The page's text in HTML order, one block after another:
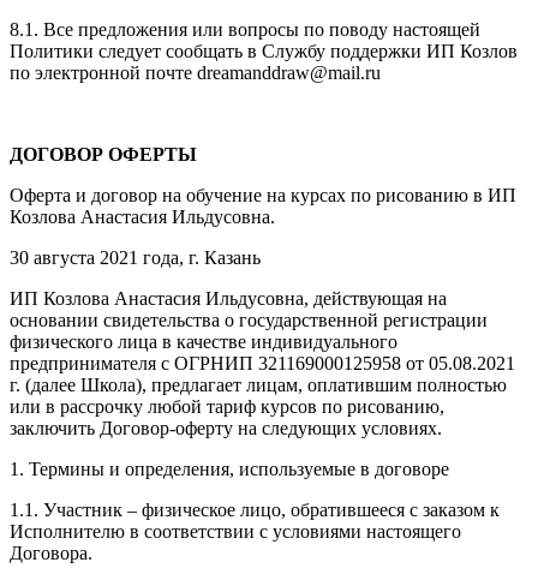
8.1. Все предложения или вопросы по поводу настоящей
Политики следует сообщать в Службу поддержки ИП Козлов
по электронной почте dreamanddraw@mail.ru
ДОГОВОР ОФЕРТЫ
Оферта и договор на обучение на курсах по рисованию в ИП
Козлова Анастасия Ильдусовна.
30 августа 2021 года, г. Казань
ИП Козлова Анастасия Ильдусовна, действующая на
основании свидетельства о государственной регистрации
физического лица в качестве индивидуального
предпринимателя с ОГРНИП 321169000125958 от 05.08.2021
г. (далее Школа), предлагает лицам, оплатившим полностью
или в рассрочку любой тариф курсов по рисованию,
заключить Договор-оферту на следующих условиях.
1. Термины и определения, используемые в договоре
1.1. Участник – физическое лицо, обратившееся с заказом к
Исполнителю в соответствии с условиями настоящего
Договора.